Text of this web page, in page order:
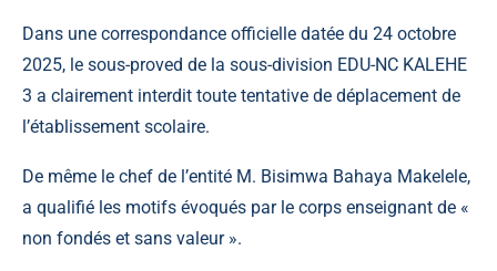
Dans une correspondance officielle datée du 24 octobre
2025, le sous-proved de la sous-division EDU-NC KALEHE
3 a clairement interdit toute tentative de déplacement de
l’établissement scolaire.
De même le chef de l’entité M. Bisimwa Bahaya Makelele,
a qualifié les motifs évoqués par le corps enseignant de «
non fondés et sans valeur ».